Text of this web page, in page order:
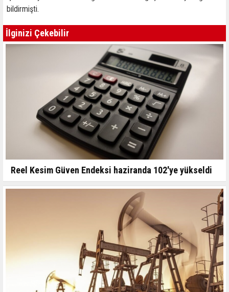
bildirmişti.
İlginizi Çekebilir
Reel Kesim Güven Endeksi haziranda 102'ye yükseldi